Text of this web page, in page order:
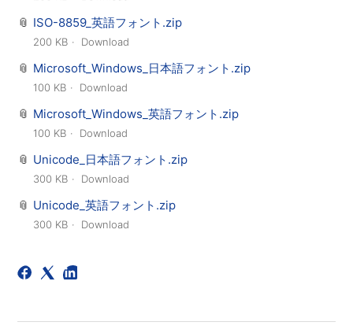
ISO-8859_英語フォント.zip
200 KB Download
Microsoft_Windows_日本語フォント.zip
100 KB Download
Microsoft_Windows_英語フォント.zip
100 KB Download
Unicode_日本語フォント.zip
300 KB Download
Unicode_英語フォント.zip
300 KB Download